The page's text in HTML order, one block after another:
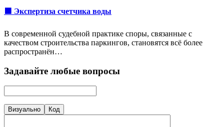
🟩 Экспертиза счетчика воды
В современной судебной практике споры, связанные с
качеством строительства паркингов, становятся всё более
распространён…
Задавайте любые вопросы
Визуально Код